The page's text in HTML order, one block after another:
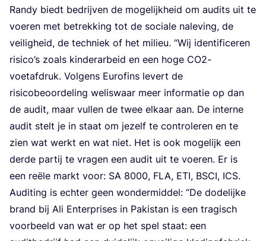
Randy biedt bedrij­ven de moge­lijk­heid om audits uit te
voe­ren met betrek­king tot de soci­a­le nale­ving, de
vei­lig­heid, de tech­niek of het mili­eu. “Wij iden­ti­fi­ce­ren
risi­co’s zoals kin­der­ar­beid en een hoge CO2-
voet­af­druk. Vol­gens Euro­fins levert de
risi­co­be­oor­de­ling wel­is­waar meer infor­ma­tie op dan
de audit, maar vul­len de twee elkaar aan. De inter­ne
audit stelt je in staat om jezelf te con­tro­le­ren en te
zien wat werkt en wat niet. Het is ook moge­lijk een
der­de par­tij te vra­gen een audit uit te voe­ren. Er is
een reë­le markt voor: SA 8000, FLA, ETI, BSCI, ICS.
Audi­ting is ech­ter geen won­der­mid­del: “De dode­lij­ke
brand bij Ali Enter­pri­ses in Pak­is­tan is een tra­gisch
voor­beeld van wat er op het spel staat: een